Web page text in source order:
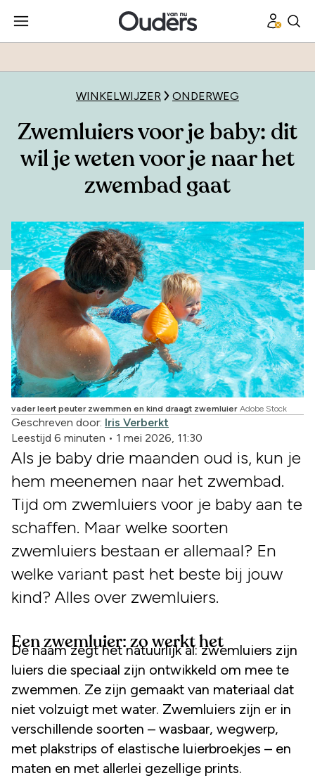
WINKELWIJZER ONDERWEG
Zwemluiers voor je baby: dit
wil je weten voor je naar het
zwembad gaat
vader leert peuter zwemmen en kind draagt zwemluier Adobe Stock
Geschreven door: Iris Verberkt
Leestijd 6 minuten • 1 mei 2026, 11:30
Als je baby drie maanden oud is, kun je
hem meenemen naar het zwembad.
Tijd om zwemluiers voor je baby aan te
schaffen. Maar welke soorten
zwemluiers bestaan er allemaal? En
welke variant past het beste bij jouw
kind? Alles over zwemluiers.
Een zwemluier: zo werkt het
De naam zegt het natuurlijk al: zwemluiers zijn
luiers die speciaal zijn ontwikkeld om mee te
zwemmen. Ze zijn gemaakt van materiaal dat
niet volzuigt met water. Zwemluiers zijn er in
verschillende soorten – wasbaar, wegwerp,
met plakstrips of elastische luierbroekjes – en
maten en met allerlei gezellige prints.